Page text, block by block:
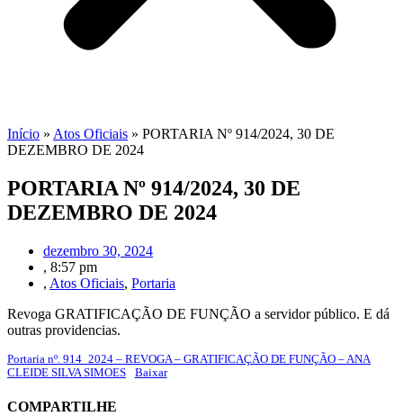
Início » Atos Oficiais » PORTARIA Nº 914/2024, 30 DE
DEZEMBRO DE 2024
PORTARIA Nº 914/2024, 30 DE
DEZEMBRO DE 2024
dezembro 30, 2024
, 8:57 pm
, Atos Oficiais, Portaria
Revoga GRATIFICAÇÃO DE FUNÇÃO a servidor público. E dá
outras providencias.
Portaria nº. 914_2024 – REVOGA – GRATIFICAÇÃO DE FUNÇÃO – ANA
CLEIDE SILVA SIMOES
Baixar
COMPARTILHE